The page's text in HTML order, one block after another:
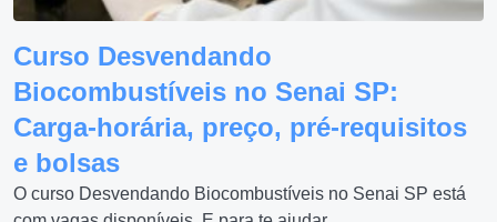
Curso Desvendando
Biocombustíveis no Senai SP:
Carga-horária, preço, pré-requisitos
e bolsas
O curso Desvendando Biocombustíveis no Senai SP está